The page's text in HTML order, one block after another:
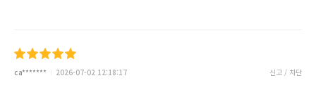
ca******* 2026-07-02 12:18:17 신고 / 차단